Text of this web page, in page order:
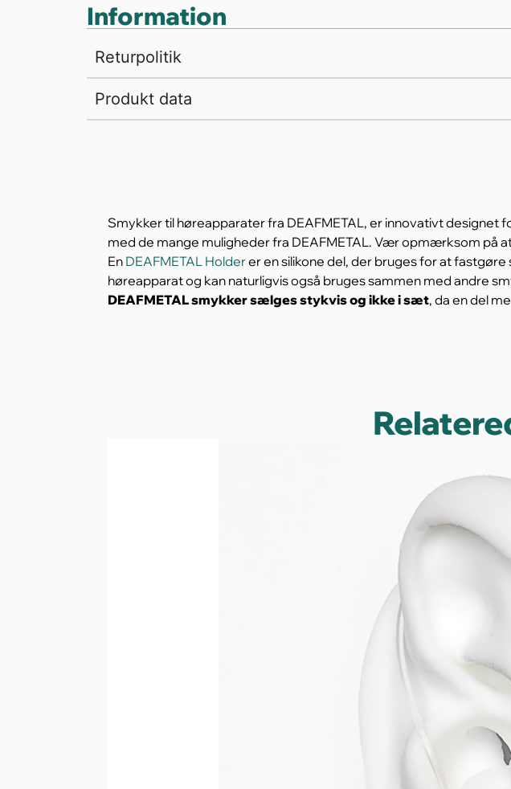
Information
Returpolitik
Produkt data
Smykker til høreapparater fra DEAFMETAL, er innovativt
med de mange muligheder fra DEAFMETAL. Vær opmærksom på
En DEAFMETAL Holderer en silikone del, der bruges for at
høreapparat og kan naturligvis også bruges sammen med andre
DEAFMETAL smykker sælges stykvis og ikke i sæt, da en del